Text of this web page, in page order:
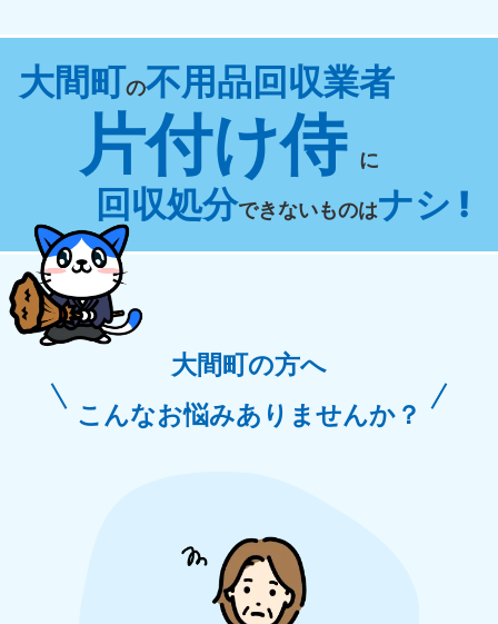
大間町の不用品回収業者
片付け侍 に
回収処分できないものはナシ !
大間町の方へ
こんなお悩みありませんか？